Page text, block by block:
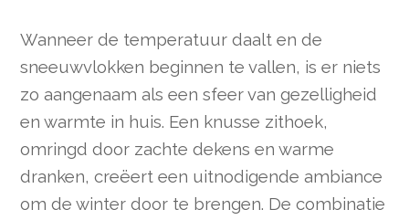
Wanneer de temperatuur daalt en de
sneeuwvlokken beginnen te vallen, is er niets
zo aangenaam als een sfeer van gezelligheid
en warmte in huis. Een knusse zithoek,
omringd door zachte dekens en warme
dranken, creëert een uitnodigende ambiance
om de winter door te brengen. De combinatie